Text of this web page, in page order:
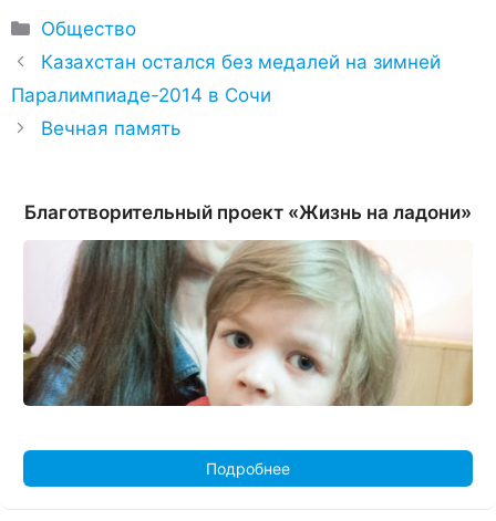
Рубрики
Общество
Казахстан остался без медалей на зимней
Паралимпиаде-2014 в Сочи
Вечная память
Благотворительный проект «Жизнь на ладони»
Подробнее